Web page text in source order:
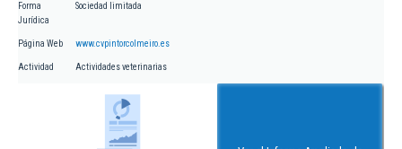
Forma
Jurídica
Sociedad limitada
Página Web www.cvpintorcolmeiro.es
Actividad Actividades veterinarias